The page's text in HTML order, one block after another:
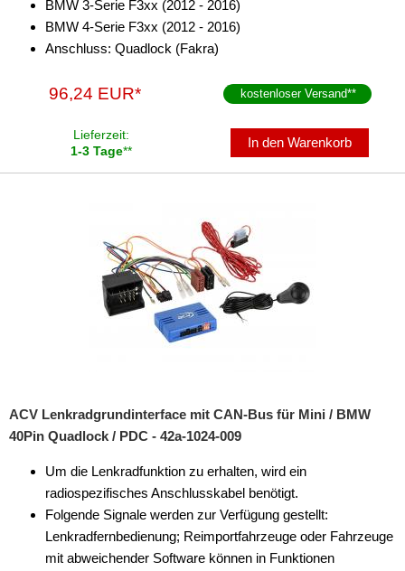
BMW 3-Serie F3xx (2012 - 2016)
BMW 4-Serie F3xx (2012 - 2016)
Anschluss: Quadlock (Fakra)
96,24 EUR* kostenloser Versand**
Lieferzeit:
1-3 Tage**
In den Warenkorb
ACV Lenkradgrundinterface mit CAN-Bus für Mini / BMW
40Pin Quadlock / PDC - 42a-1024-009
Um die Lenkradfunktion zu erhalten, wird ein
radiospezifisches Anschlusskabel benötigt.
Folgende Signale werden zur Verfügung gestellt:
Lenkradfernbedienung; Reimportfahrzeuge oder Fahrzeuge
mit abweichender Software können in Funktionen